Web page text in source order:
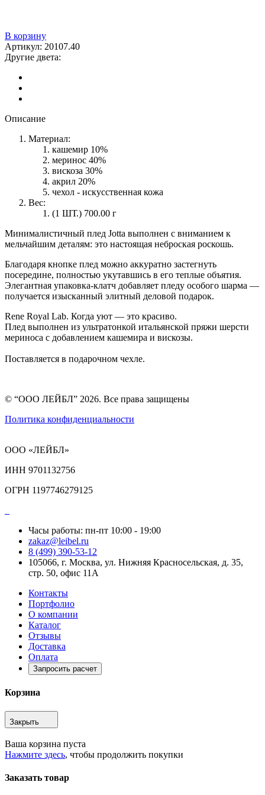
В корзину
Артикул: 20107.40
Другие двета:
Описание
Материал:
кашемир 10%
меринос 40%
вискоза 30%
акрил 20%
чехол - искусственная кожа
Вес:
(1 ШТ.) 700.00 г
Минималистичный плед Jotta выполнен с вниманием к
мельчайшим деталям: это настоящая неброская роскошь.
Благодаря кнопке плед можно аккуратно застегнуть
посередине, полностью укутавшись в его теплые объятия.
Элегантная упаковка-клатч добавляет пледу особого шарма —
получается изысканный элитный деловой подарок.
Rene Royal Lab. Когда уют — это красиво.
Плед выполнен из ультратонкой итальянской пряжи шерсти
мериноса с добавлением кашемира и вискозы.
Поставляется в подарочном чехле.
© “ООО ЛЕЙБЛ” 2026. Все права защищены
Политика конфиденциальности
ООО «ЛЕЙБЛ»
ИНН 9701132756
ОГРН 1197746279125
Часы работы: пн-пт 10:00 - 19:00
zakaz@leibel.ru
8 (499) 390-53-12
105066, г. Москва, ул. Нижняя Красносельская, д. 35,
стр. 50, офис 11А
Контакты
Портфолио
О компании
Каталог
Отзывы
Доставка
Оплата
Запросить расчет
Корзина
Закрыть
Ваша корзина пуста
Нажмите здесь, чтобы продолжить покупки
Заказать товар